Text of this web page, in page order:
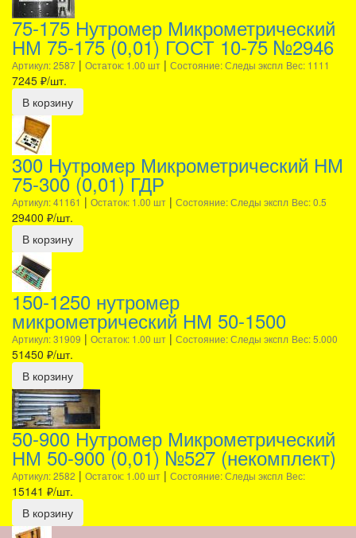
75-175 Нутромер Микрометрический
НМ 75-175 (0,01) ГОСТ 10-75 №2946
Артикул: 2587 | Остаток: 1.00 шт | Состояние: Следы экспл Вес: 1111
7245 ₽/шт.
В корзину
300 Нутромер Микрометрический НМ
75-300 (0,01) ГДР
Артикул: 41161 | Остаток: 1.00 шт | Состояние: Следы экспл Вес: 0.5
29400 ₽/шт.
В корзину
150-1250 нутромер
микрометрический НМ 50-1500
Артикул: 31909 | Остаток: 1.00 шт | Состояние: Следы экспл Вес: 5.000
51450 ₽/шт.
В корзину
50-900 Нутромер Микрометрический
НМ 50-900 (0,01) №527 (некомплект)
Артикул: 2582 | Остаток: 1.00 шт | Состояние: Следы экспл Вес:
15141 ₽/шт.
В корзину